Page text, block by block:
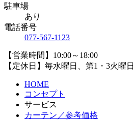
駐車場
あり
電話番号
077-567-1123
【営業時間】10:00～18:00
【定休日】毎水曜日、第1・3火曜日
HOME
コンセプト
サービス
カーテン／参考価格